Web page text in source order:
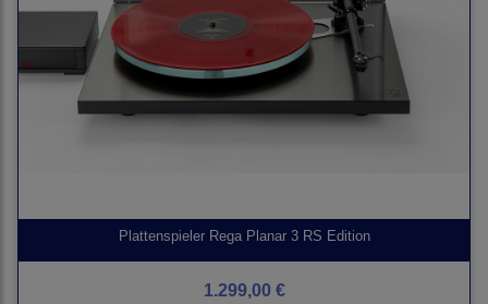
Plattenspieler Rega Planar 3 RS Edition
1.299,00 €